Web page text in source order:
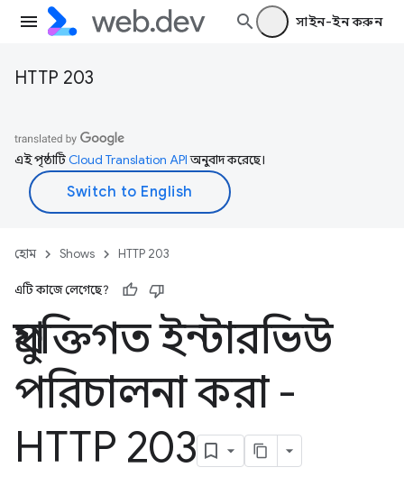
সাইন-ইন করুন
HTTP 203
এই পৃষ্ঠাটিCloud Translation APIঅনুবাদ করেছে।
হোম Shows HTTP 203
এটি কাজে লেগেছে?
প্রযুক্তিগত ইন্টারভিউ
পরিচালনা করা -
HTTP 203